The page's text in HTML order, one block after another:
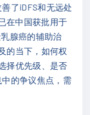
了iDFS和无远处
在中国获批用于
腺癌的辅助治
的当下，如何权
择优先级、是否
的争议焦点，需